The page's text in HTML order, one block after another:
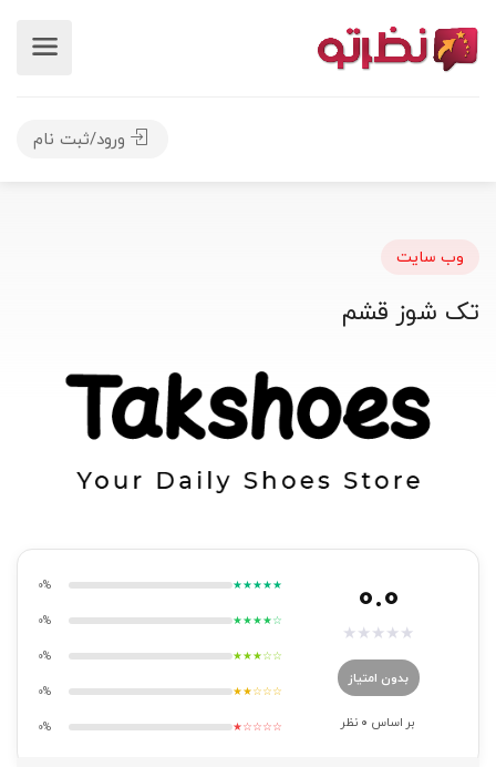
ورود/ثبت نام
وب سایت
تک شوز قشم
0.0
★
★
★
★
★
بدون امتیاز
بر اساس 0 نظر
★★★★★
0%
★★★★☆
0%
★★★☆☆
0%
★★☆☆☆
0%
★☆☆☆☆
0%